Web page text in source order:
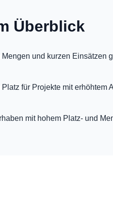
Überblick
und kurzen Einsätzen
für Projekte mit erhöhtem
mit hohem Platz- und